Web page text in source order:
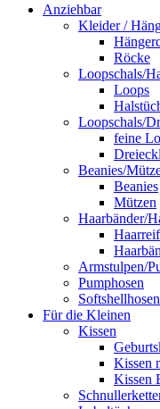
Anziehbar
Kleider /
Röcke
Loopschals/
Loops
Loopschals/
feine
Beanies/
Beanies
Mützen
Haarbänder/
Armstulpen/
Pumphosen
Softshellhosen
Für die Kleinen
Kissen
Kissen
Kissen